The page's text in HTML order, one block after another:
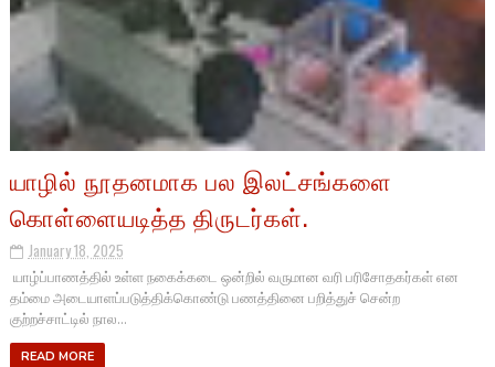
யாழில் நூதனமாக பல இலட்சங்களை
கொள்ளையடித்த திருடர்கள்.
January 18, 2025
யாழ்ப்பாணத்தில் உள்ள நகைக்கடை ஒன்றில் வருமான வரி பரிசோதகர்கள் என
தம்மை அடையாளப்படுத்திக்கொண்டு பணத்தினை பறித்துச் சென்ற
குற்றச்சாட்டில் நால...
READ MORE